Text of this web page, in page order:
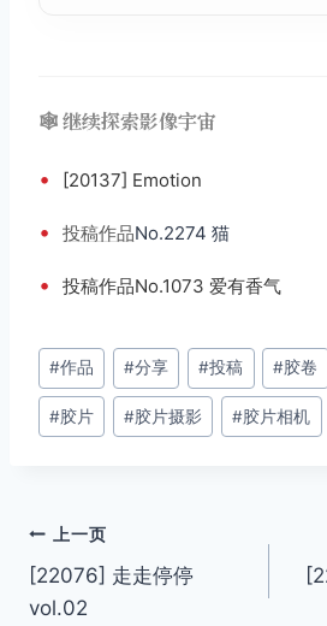
🕸️ 继续探索影像宇宙
• [20137] Emotion
• 投稿作品No.2274 猫
• 投稿作品No.1073 爱有香气
文
章
标
#作品 #分享 #投稿 #胶卷
#胶片 #胶片摄影 #胶片相机
文
章
上一页
[22076] 走走停停
vol.02